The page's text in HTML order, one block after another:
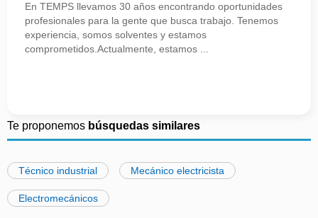
En TEMPS llevamos 30 años encontrando oportunidades
profesionales para la gente que busca trabajo. Tenemos
experiencia, somos solventes y estamos
comprometidos.Actualmente, estamos ...
Te proponemos búsquedas similares
Técnico industrial Mecánico electricista
Electromecánicos